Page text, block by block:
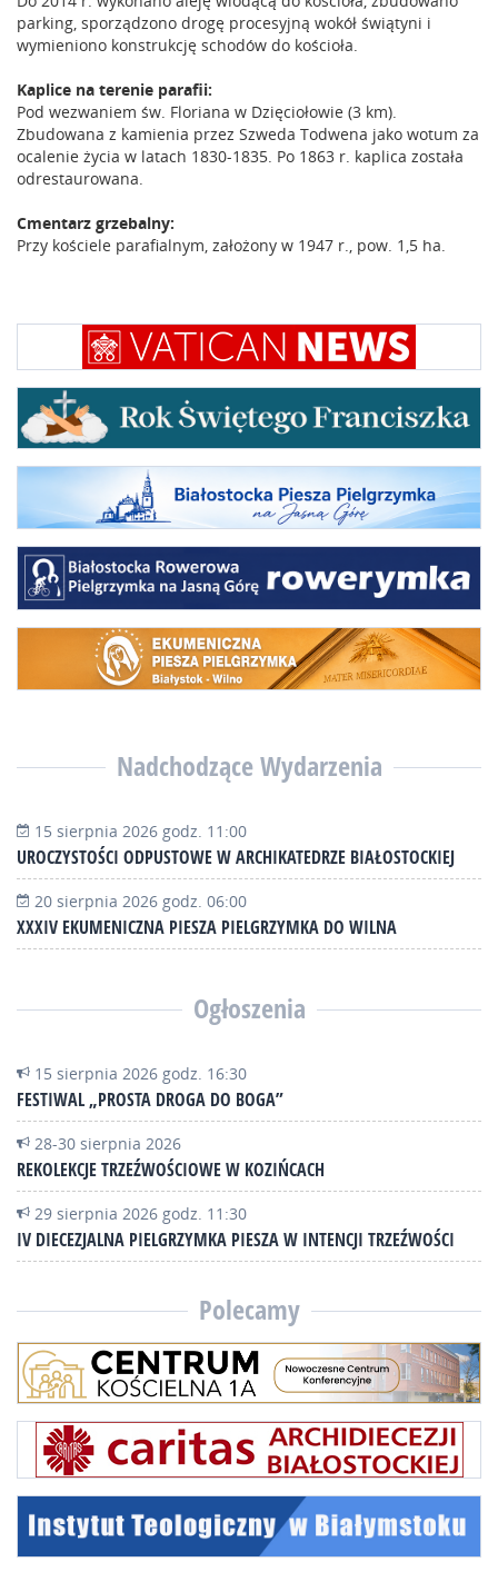
parking, sporządzono drogę procesyjną wokół świątyni i
wymieniono konstrukcję schodów do kościoła.
Kaplice na terenie parafii:
Pod wezwaniem św. Floriana w Dzięciołowie (3 km).
Zbudowana z kamienia przez Szweda Todwena jako wotum za
ocalenie życia w latach 1830-1835. Po 1863 r. kaplica została
odrestaurowana.
Cmentarz grzebalny:
Przy kościele parafialnym, założony w 1947 r., pow. 1,5 ha.
Nadchodzące Wydarzenia
15 sierpnia 2026 godz. 11:00
UROCZYSTOŚCI ODPUSTOWE W ARCHIKATEDRZE BIAŁOSTOCKIEJ
20 sierpnia 2026 godz. 06:00
XXXIV EKUMENICZNA PIESZA PIELGRZYMKA DO WILNA
Ogłoszenia
15 sierpnia 2026 godz. 16:30
FESTIWAL „PROSTA DROGA DO BOGA”
28-30 sierpnia 2026
REKOLEKCJE TRZEŹWOŚCIOWE W KOZIŃCACH
29 sierpnia 2026 godz. 11:30
IV DIECEZJALNA PIELGRZYMKA PIESZA W INTENCJI TRZEŹWOŚCI
Polecamy